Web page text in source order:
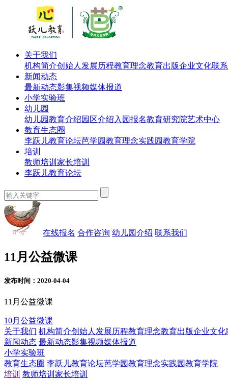
关于我们
机构简介创始人 发展历程教育理念教育出版企业文化联
新闻动态
最新动态影集视频媒体报道
小学实验班
幼儿园
幼儿园教育介绍园区介绍 入园报名教育研究院艺术中心
教育生态圈
李跃儿教育论坛芭学园教育理念实践园教育学院
培训
教师培训 家长培训
李跃儿教育论坛
在线报名 合作咨询 幼儿园介绍 联系我们
11月公益微课
发布时间：2020-04-04
11月公益微课
10月公益微课
关于我们 机构简介创始人 发展历程教育理念教育出版企业文化
新闻动态 最新动态影集视频媒体报道
小学实验班
教育生态圈 李跃儿教育论坛芭学园教育理念实践园教育学院
培训 教师培训 家长培训